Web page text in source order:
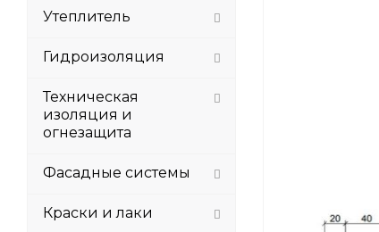
Утеплитель
Гидроизоляция
Техническая
изоляция и
огнезащита
Фасадные системы
Краски и лаки